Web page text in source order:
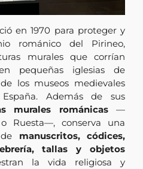
en 1970 para proteger y
románico del Pirineo,
murales que corrían
pequeñas iglesias de
los museos medievales
Además de sus
murales románicas—
Ruesta—, conserva una
manuscritos, códices,
tallas y objetos
la vida religiosa y